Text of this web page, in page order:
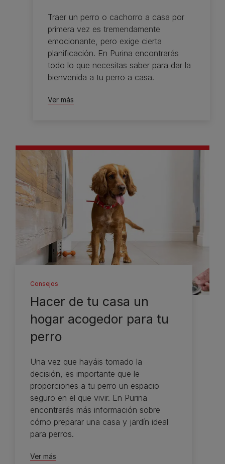
Traer un perro o cachorro a casa por
primera vez es tremendamente
emocionante, pero exige cierta
planificación. En Purina encontrarás
todo lo que necesitas saber para dar la
bienvenida a tu perro a casa.
Ver más
Consejos
Hacer de tu casa un
hogar acogedor para tu
perro
Una vez que hayáis tomado la
decisión, es importante que le
proporciones a tu perro un espacio
seguro en el que vivir. En Purina
encontrarás más información sobre
cómo preparar una casa y jardín ideal
para perros.
Ver más